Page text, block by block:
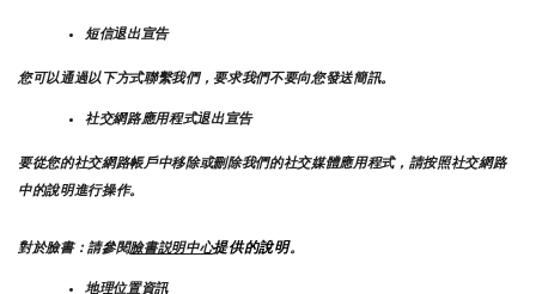
短信退出宣告
您可以通過以下方式聯繫我們，要求我們不要向您發送簡訊。
社交網路應用程式退出宣告
要從您的社交網路帳戶中移除或刪除我們的社交媒體應用程式，請按照社交網路
中的說明進行操作。
對於臉書：請參閱臉書説明中心提供的說明。
地理位置資訊